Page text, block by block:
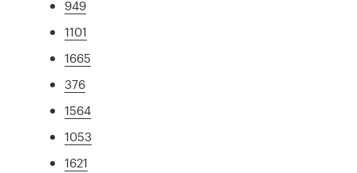
949
1101
1665
376
1564
1053
1621